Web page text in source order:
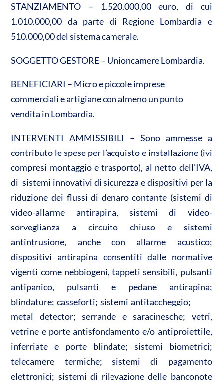
STANZIAMENTO – 1.520.000,00 euro, di cui
1.010.000,00 da parte di Regione Lombardia e
510.000,00 del sistema camerale.
SOGGETTO GESTORE – Unioncamere Lombardia.
BENEFICIARI – Micro e piccole imprese
commerciali e artigiane con almeno un punto
vendita in Lombardia.
INTERVENTI AMMISSIBILI – Sono ammesse a
contributo le spese per l’acquisto e installazione (ivi
compresi montaggio e trasporto), al netto dell’IVA,
di sistemi innovativi di sicurezza e dispositivi per la
riduzione dei flussi di denaro contante (sistemi di
video-allarme antirapina, sistemi di video-
sorveglianza a circuito chiuso e sistemi
antintrusione, anche con allarme acustico;
dispositivi antirapina consentiti dalle normative
vigenti come nebbiogeni, tappeti sensibili, pulsanti
antipanico, pulsanti e pedane antirapina;
blindature; casseforti; sistemi antitaccheggio;
metal detector; serrande e saracinesche; vetri,
vetrine e porte antisfondamento e/o antiproiettile,
inferriate e porte blindate; sistemi biometrici;
telecamere termiche; sistemi di pagamento
elettronici; sistemi di rilevazione delle banconote